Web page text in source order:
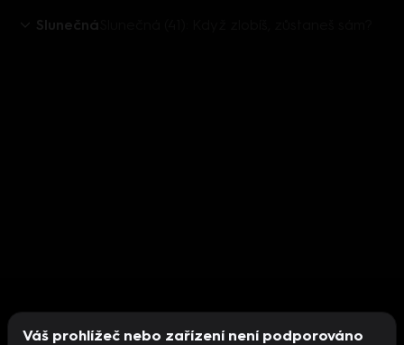
Slunečná
Váš prohlížeč nebo zařízení není podporováno